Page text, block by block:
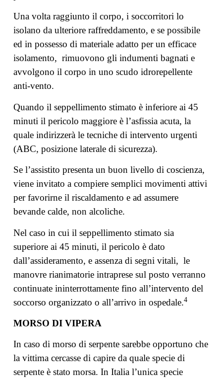
Una volta raggiunto il corpo, i soccorritori lo
isolano da ulteriore raffreddamento, e se possibile
ed in possesso di materiale adatto per un efficace
isolamento, rimuovono gli indumenti bagnati e
avvolgono il corpo in uno scudo idrorepellente
anti-vento.
Quando il seppellimento stimato è inferiore ai 45
minuti il pericolo maggiore è l’asfissia acuta, la
quale indirizzerà le tecniche di intervento urgenti
(ABC, posizione laterale di sicurezza).
Se l’assistito presenta un buon livello di coscienza,
viene invitato a compiere semplici movimenti attivi
per favorirne il riscaldamento e ad assumere
bevande calde, non alcoliche.
Nel caso in cui il seppellimento stimato sia
superiore ai 45 minuti, il pericolo è dato
dall’assideramento, e assenza di segni vitali, le
manovre rianimatorie intraprese sul posto verranno
continuate ininterrottamente fino all’intervento del
soccorso organizzato o all’arrivo in ospedale.4
MORSO DI VIPERA
In caso di morso di serpente sarebbe opportuno che
la vittima cercasse di capire da quale specie di
serpente è stato morsa. In Italia l’unica specie